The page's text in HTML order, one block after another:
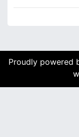
Proudly powered